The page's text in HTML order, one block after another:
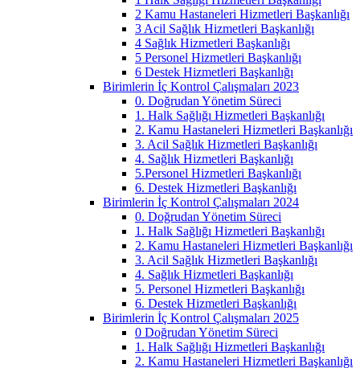
2 Kamu Hastaneleri Hizmetleri Başkanlığı
3 Acil Sağlık Hizmetleri Başkanlığı
4 Sağlık Hizmetleri Başkanlığı
5 Personel Hizmetleri Başkanlığı
6 Destek Hizmetleri Başkanlığı
Birimlerin İç Kontrol Çalışmaları 2023
0. Doğrudan Yönetim Süreci
1. Halk Sağlığı Hizmetleri Başkanlığı
2. Kamu Hastaneleri Hizmetleri Başkanlığı
3. Acil Sağlık Hizmetleri Başkanlığı
4. Sağlık Hizmetleri Başkanlığı
5.Personel Hizmetleri Başkanlığı
6. Destek Hizmetleri Başkanlığı
Birimlerin İç Kontrol Çalışmaları 2024
0. Doğrudan Yönetim Süreci
1. Halk Sağlığı Hizmetleri Başkanlığı
2. Kamu Hastaneleri Hizmetleri Başkanlığı
3. Acil Sağlık Hizmetleri Başkanlığı
4. Sağlık Hizmetleri Başkanlığı
5. Personel Hizmetleri Başkanlığı
6. Destek Hizmetleri Başkanlığı
Birimlerin İç Kontrol Çalışmaları 2025
0 Doğrudan Yönetim Süreci
1. Halk Sağlığı Hizmetleri Başkanlığı
2. Kamu Hastaneleri Hizmetleri Başkanlığı